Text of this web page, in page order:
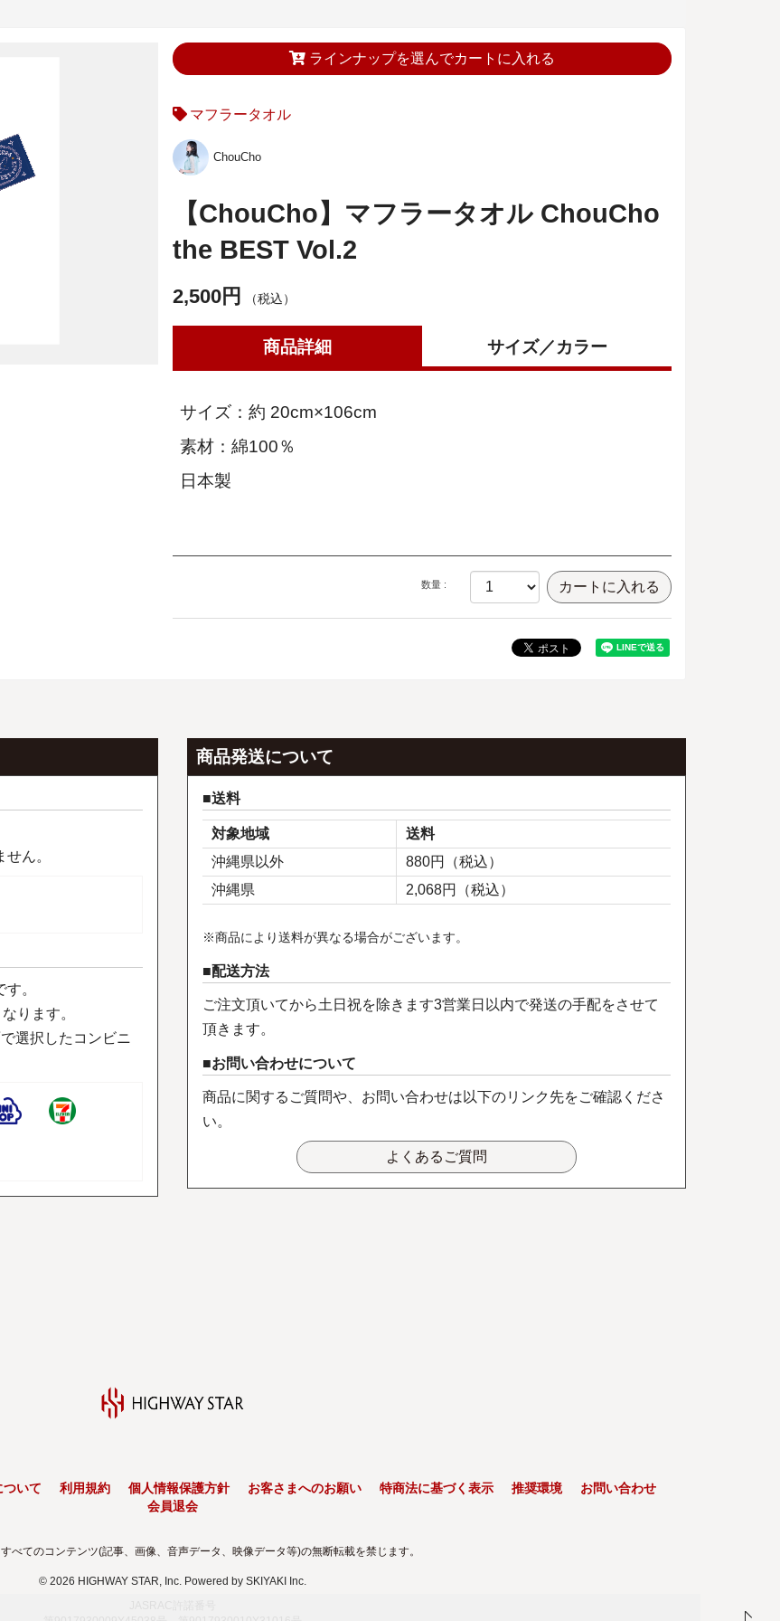
ラインナップを選んでカートに入れる
マフラータオル
ChouCho
【ChouCho】マフラータオル ChouCho
the BEST Vol.2
2,500円 （税込）
商品詳細 サイズ／カラー
サイズ：約 20cm×106cm
素材：綿100％
日本製
数量 :
ん。
。
ります。
選択したコンビニ
商品発送について
送料
対象地域
送料
沖縄県以外
880円（税込）
沖縄県
2,068円（税込）
※商品により送料が異なる場合がございます。
配送方法
ご注文頂いてから土日祝を除きます3営業日以内で発送の手配をさせて
頂きます。
お問い合わせについて
商品に関するご質問や、お問い合わせは以下のリンク先をご確認くださ
い。
よくあるご質問
ついて 利用規約 個人情報保護方針 お客さまへのお願い 特商法に基づく表示 推奨環境
お問い合わせ
会員退会
べてのコンテンツ(記事、画像、音声データ、映像データ等)の無断転載を禁じます。
© 2026 HIGHWAY STAR, Inc. Powered by SKIYAKI Inc.